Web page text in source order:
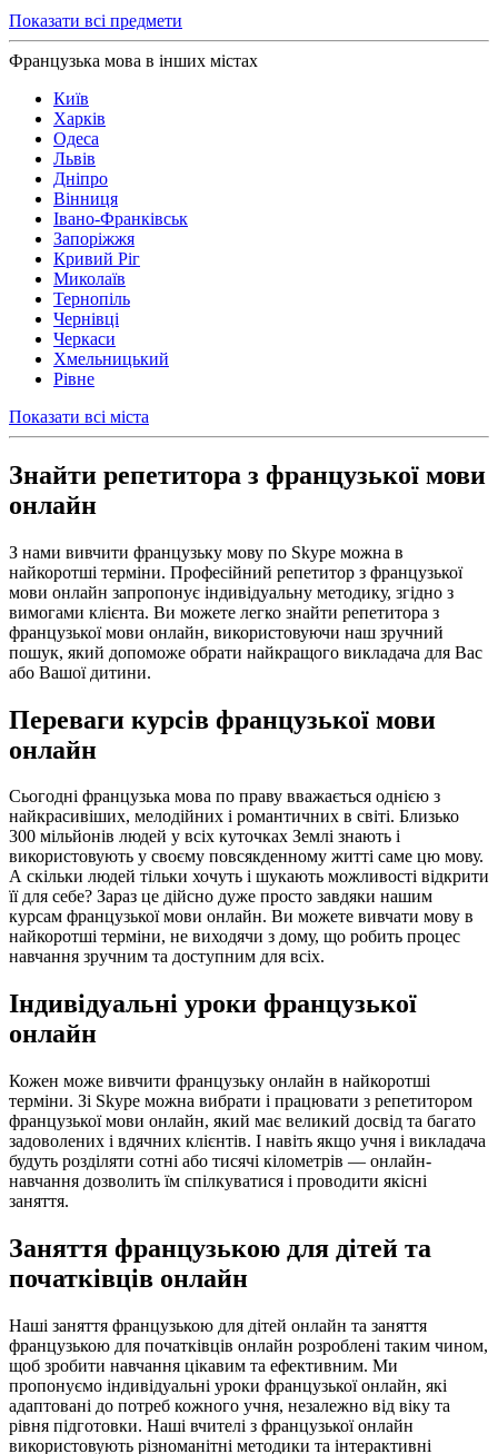
Показати всі предмети
Французька мова в інших містах
Київ
Харків
Одеса
Львів
Дніпро
Вінниця
Івано-Франківськ
Запоріжжя
Кривий Ріг
Миколаїв
Тернопіль
Чернівці
Черкаси
Хмельницький
Рівне
Показати всі міста
​Знайти репетитора з французької мови
онлайн
З нами вивчити французьку мову по Skype можна в
найкоротші терміни. Професійний репетитор з французької
мови онлайн запропонує індивідуальну методику, згідно з
вимогами клієнта. Ви можете легко знайти репетитора з
французької мови онлайн, використовуючи наш зручний
пошук, який допоможе обрати найкращого викладача для Вас
або Вашої дитини.
Переваги курсів французької мови
онлайн
Сьогодні французька мова по праву вважається однією з
найкрасивіших, мелодійних і романтичних в світі. Близько
300 мільйонів людей у ​​всіх куточках Землі знають і
використовують у своєму повсякденному житті саме цю мову.
А скільки людей тільки хочуть і шукають можливості відкрити
її для себе? Зараз це дійсно дуже просто завдяки нашим
курсам французької мови онлайн. Ви можете вивчати мову в
найкоротші терміни, не виходячи з дому, що робить процес
навчання зручним та доступним для всіх.
Індивідуальні уроки французької
онлайн
Кожен може вивчити французьку онлайн в найкоротші
терміни. Зі Skype можна вибрати і працювати з репетитором
французької мови онлайн, який має великий досвід та багато
задоволених і вдячних клієнтів. І навіть якщо учня і викладача
будуть розділяти сотні або тисячі кілометрів — онлайн-
навчання дозволить їм спілкуватися і проводити якісні
заняття.
Заняття французькою для дітей та
початківців онлайн
Наші заняття французькою для дітей онлайн та заняття
французькою для початківців онлайн розроблені таким чином,
щоб зробити навчання цікавим та ефективним. Ми
пропонуємо індивідуальні уроки французької онлайн, які
адаптовані до потреб кожного учня, незалежно від віку та
рівня підготовки. Наші вчителі з французької онлайн
використовують різноманітні методики та інтерактивні